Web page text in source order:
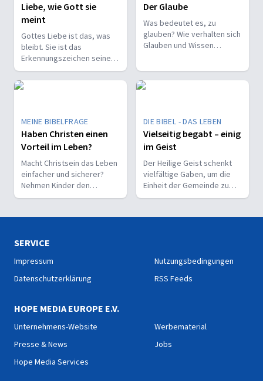
Liebe, wie Gott sie
meint
Gottes Liebe ist das, was
bleibt. Sie ist das
Erkennungszeichen seiner
Kinder und trägt, wenn alles
andere vergeht.
Der Glaube
Was bedeutet es, zu
glauben? Wie verhalten sich
Glauben und Wissen
Entscheidung?
MEINE BIBELFRAGE
Haben Christen einen
Vorteil im Leben?
Macht Christsein das Leben
einfacher und sicherer?
Nehmen Kinder den
Glauben leichter an als
DIE BIBEL - DAS LEBEN
Vielseitig begabt – einig
im Geist
Der Heilige Geist schenkt
vielfältige Gaben, um die
Einheit der Gemeinde zu
stärken und sie zu
Menschen zu bekennen.
SERVICE
Impressum
Datenschutzerklärung
Nutzungsbedingungen
RSS Feeds
HOPE MEDIA EUROPE E.V.
Unternehmens-Website
Presse & News
Hope Media Services
Werbematerial
Jobs